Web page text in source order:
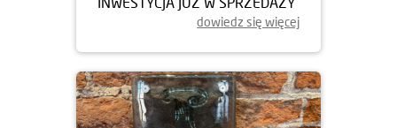
dowiedz się więcej